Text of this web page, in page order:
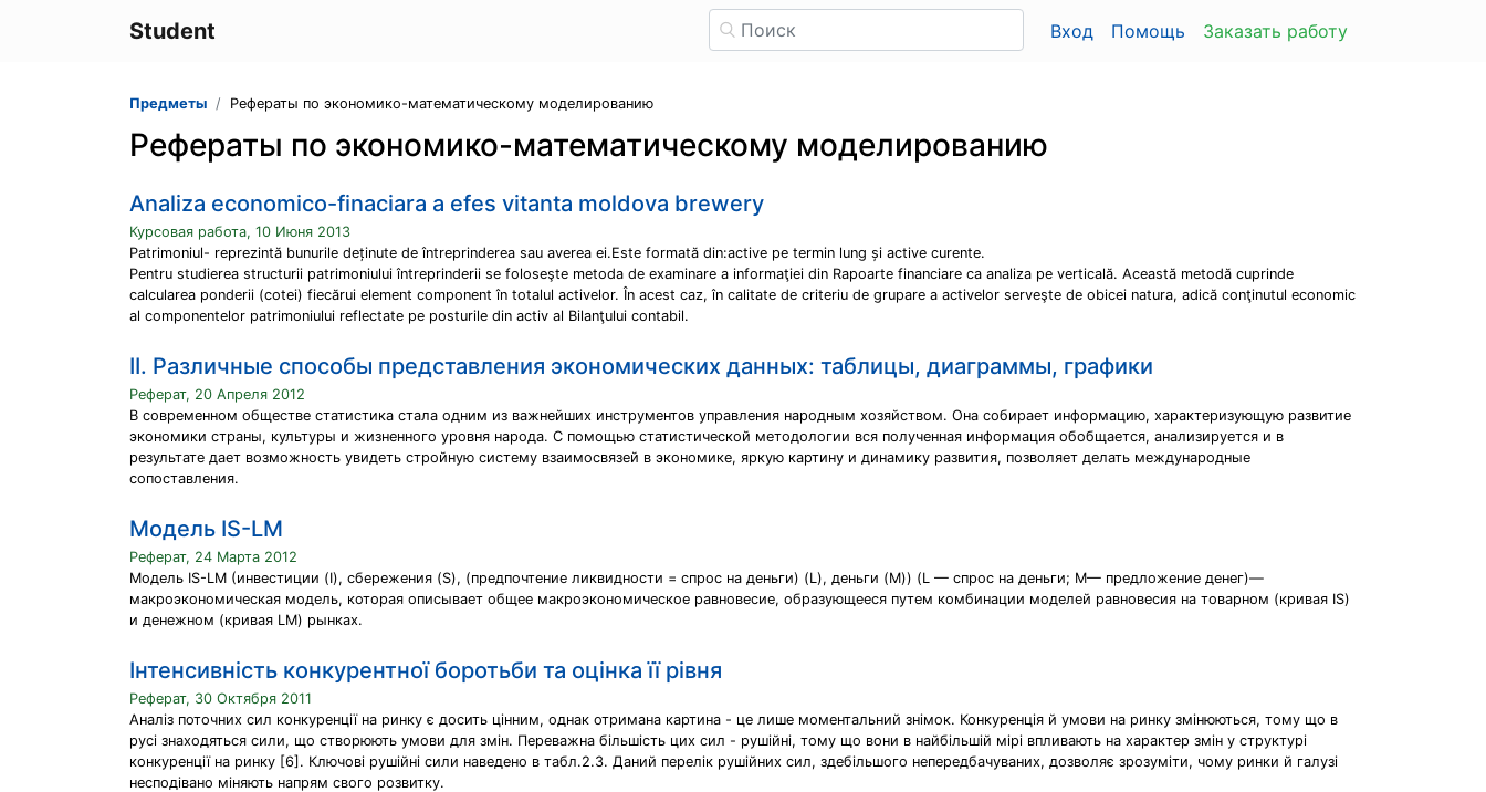
Student Вход Помощь Заказать работу
Предметы Рефераты по экономико-математическому моделированию
Рефераты по экономико-математическому моделированию
Analiza economico-finaciara a efes vitanta moldova brewery
Курсовая работа, 10 Июня 2013
Patrimoniul- reprezintă bunurile deținute de întreprinderea sau averea ei.Este formată din:active pe termin lung și active curente.
Pentru studierea structurii patrimoniului întreprinderii se foloseşte metoda de examinare a informaţiei din Rapoarte financiare ca analiza pe verticală. Această metodă cuprinde
calcularea ponderii (cotei) fiecărui element component în totalul activelor. În acest caz, în calitate de criteriu de grupare a activelor serveşte de obicei natura, adică conţinutul economic
al componentelor patrimoniului reflectate pe posturile din activ al Bilanţului contabil.
II. Различные способы представления экономических данных: таблицы, диаграммы, графики
Реферат, 20 Апреля 2012
В современном обществе статистика стала одним из важнейших инструментов управления народным хозяйством. Она собирает информацию, характеризующую развитие
экономики страны, культуры и жизненного уровня народа. С помощью статистической методологии вся полученная информация обобщается, анализируется и в
результате дает возможность увидеть стройную систему взаимосвязей в экономике, яркую картину и динамику развития, позволяет делать международные
сопоставления.
Mодель IS-LM
Реферат, 24 Марта 2012
Mодель IS-LM (инвестиции (I), сбережения (S), (предпочтение ликвидности = спрос на деньги) (L), деньги (M)) (L — спрос на деньги; М— предложение денег)—
макроэкономическая модель, которая описывает общее макроэкономическое равновесие, образующееся путем комбинации моделей равновесия на товарном (кривая IS)
и денежном (кривая LM) рынках.
Інтенсивність конкурентної боротьби та оцінка її рівня
Реферат, 30 Октября 2011
Аналіз поточних сил конкуренції на ринку є досить цінним, однак отримана картина - це лише моментальний знімок. Конкуренція й умови на ринку змінюються, тому що в
русі знаходяться сили, що створюють умови для змін. Переважна більшість цих сил - рушійні, тому що вони в найбільшій мірі впливають на характер змін у структурі
конкуренції на ринку [6]. Ключові рушійні сили наведено в табл.2.3. Даний перелік рушійних сил, здебільшого непередбачуваних, дозволяє зрозуміти, чому ринки й галузі
несподівано міняють напрям свого розвитку.